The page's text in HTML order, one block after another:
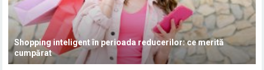
Shopping inteligent în perioada reducerilor: ce merită
cumpărat